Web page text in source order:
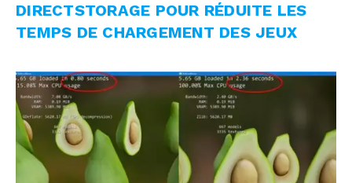
DIRECTSTORAGE POUR RÉDUITE LES
TEMPS DE CHARGEMENT DES JEUX